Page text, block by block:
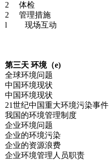
2 体检
2 管理措施
l 现场互动
第三天 环境（e)
全球环境问题
中国环境现状
中国环境现状
21世纪中国重大环境污染事件
我国的环境管理制度
企业环境问题
企业的环境污染
企业的资源浪费
企业环境管理人员职责